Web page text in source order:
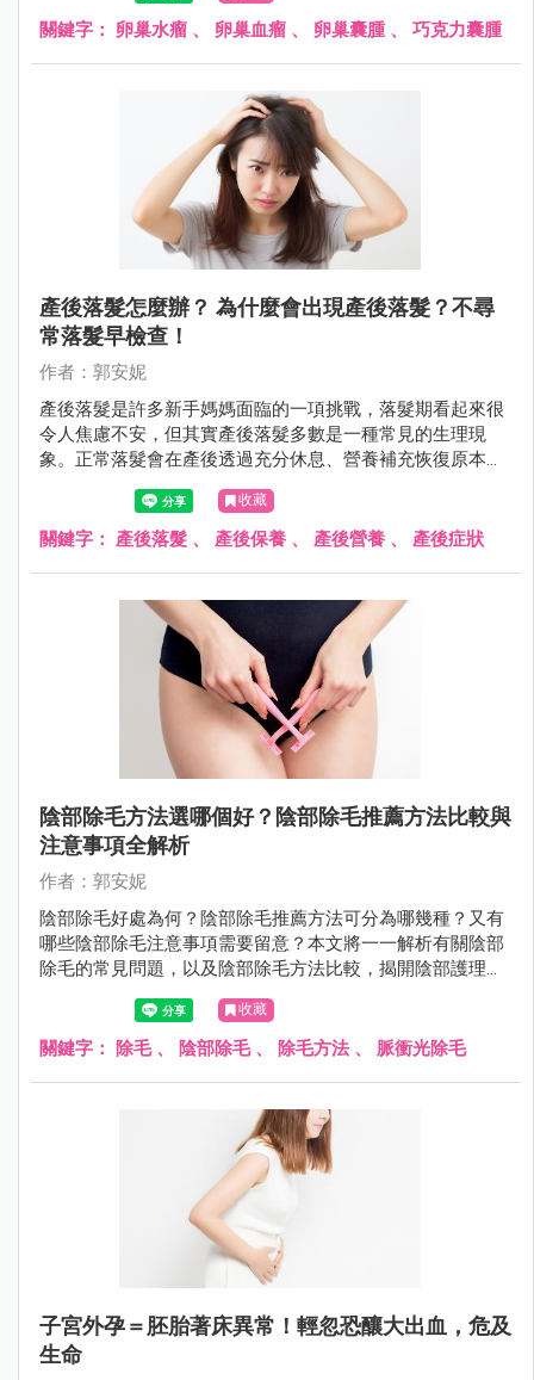
關鍵字： 卵巢水瘤 、 卵巢血瘤 、 卵巢囊腫、 巧克力囊腫
產後落髮怎麼辦？ 為什麼會出現產後落髮？不尋
常落髮早檢查！
作者：郭安妮
產後落髮是許多新手媽媽面臨的一項挑戰，落髮期看起來很
令人焦慮不安，但其實產後落髮多數是一種常見的生理現
象。正常落髮會在產後透過充分休息、營養補充恢復原本豐
盈的秀髮，若是不正常落髮，則需盡快就醫。
收藏
關鍵字： 產後落髮 、 產後保養 、 產後營養 、 產後症狀
陰部除毛方法選哪個好？陰部除毛推薦方法比較與
注意事項全解析
作者：郭安妮
陰部除毛好處為何？陰部除毛推薦方法可分為哪幾種？又有
哪些陰部除毛注意事項需要留意？本文將一一解析有關陰部
除毛的常見問題，以及陰部除毛方法比較，揭開陰部護理的
收藏
關鍵字： 除毛、 陰部除毛、 除毛方法 、 脈衝光除毛
子宮外孕＝胚胎著床異常！輕忽恐釀大出血，危及
生命